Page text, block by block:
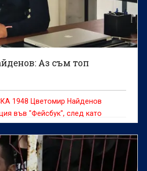
Аз съм топ
1948 Цветомир Найденов
във "Фейсбук", след като
Ботев (Враца) с 2:1